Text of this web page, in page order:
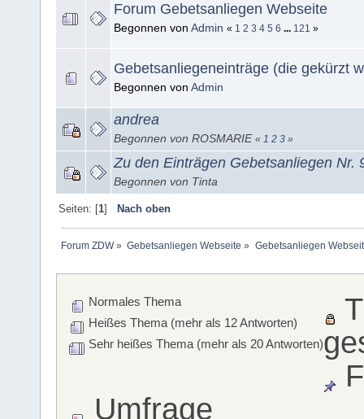
Forum Gebetsanliegen Webseite
Begonnen von Admin « 1 2 3 4 5 6 ... 121 »
Gebetsanliegeneinträge (die gekürzt
Begonnen von Admin
andrea
Begonnen von ROSMARIE « 1 2 3 »
Zu den Einträgen Gebetsanliegen Nr.
Begonnen von Tinta
Seiten: [1] Nach oben
Forum ZDW» Gebetsanliegen Webseite » Gebetsanliegen
Normales Thema
Heißes Thema (mehr als 12 Antworten)
Sehr heißes Thema (mehr als 20 Antworten)
Umfrage